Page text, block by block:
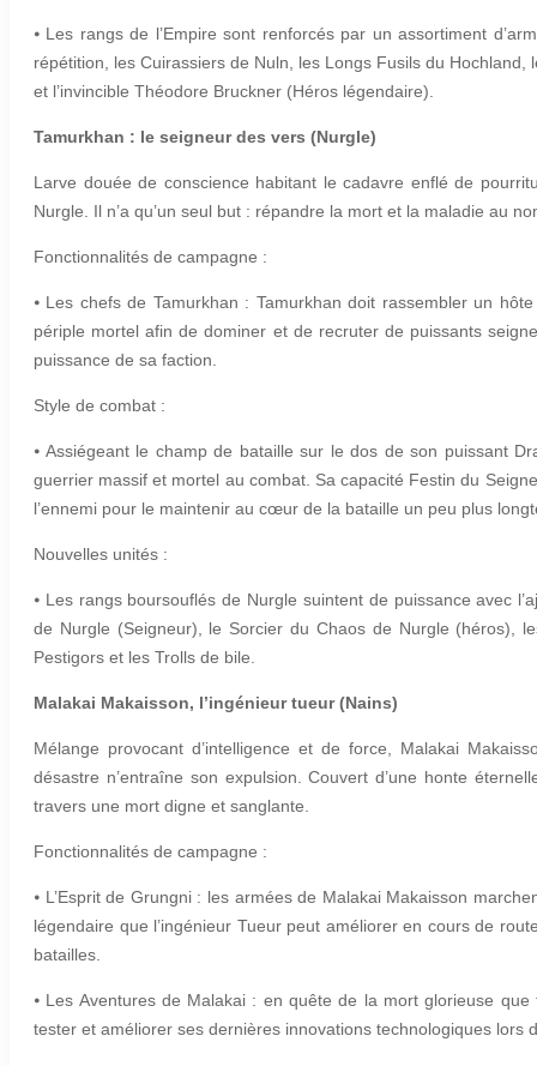
⦁ Les rangs de l’Empire sont renforcés par un assortiment
répétition, les Cuirassiers de Nuln, les Longs Fusils du
et l’invincible Théodore Bruckner (Héros légendaire).
Tamurkhan : le seigneur des vers (Nurgle)
Larve douée de conscience habitant le cadavre enflé de
Nurgle. Il n’a qu’un seul but : répandre la mort et la maladie au
Fonctionnalités de campagne :
⦁ Les chefs de Tamurkhan : Tamurkhan doit rassembler un
périple mortel afin de dominer et de recruter de puissants
puissance de sa faction.
Style de combat :
⦁ Assiégeant le champ de bataille sur le dos de son puissant
guerrier massif et mortel au combat. Sa capacité Festin du
l’ennemi pour le maintenir au cœur de la bataille un peu plus
Nouvelles unités :
⦁ Les rangs boursouflés de Nurgle suintent de puissance avec
de Nurgle (Seigneur), le Sorcier du Chaos de Nurgle (héros),
Pestigors et les Trolls de bile.
Malakai Makaisson, l’ingénieur tueur (Nains)
Mélange provocant d’intelligence et de force, Malakai
désastre n’entraîne son expulsion. Couvert d’une honte
travers une mort digne et sanglante.
Fonctionnalités de campagne :
⦁ L’Esprit de Grungni : les armées de Malakai Makaisson
légendaire que l’ingénieur Tueur peut améliorer en cours de
batailles.
⦁ Les Aventures de Malakai : en quête de la mort glorieuse
tester et améliorer ses dernières innovations technologiques lors